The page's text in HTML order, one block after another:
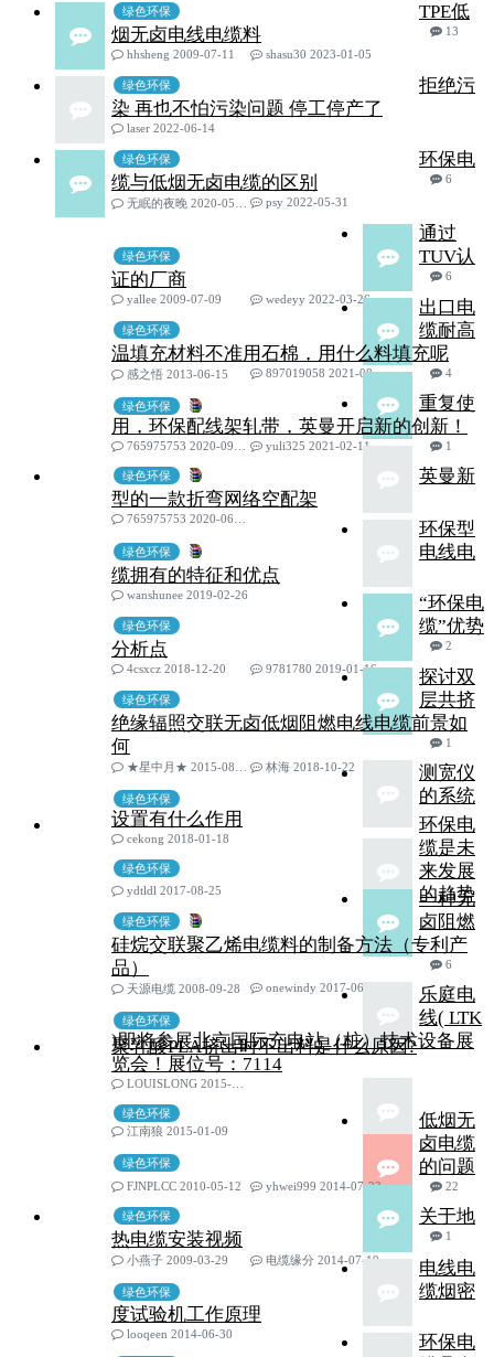
绿色环保
TPE低
烟无卤电线电缆料
13
hhsheng 2009-07-11
shasu30 2023-01-05
绿色环保
拒绝污
染 再也不怕污染问题 停工停产了
laser 2022-06-14
绿色环保
环保电
缆与低烟无卤电缆的区别
6
无眠的夜晚 2020-05-06
psy 2022-05-31
绿色环保
通过
TUV认
证的厂商
6
yallee 2009-07-09
wedeyy 2022-03-26
绿色环保
出口电
缆耐高
温填充材料不准用石棉，用什么料填充呢
4
感之悟 2013-06-15 897019058 2021-08-24
绿色环保
重复使
用，环保配线架轧带，英曼开启新的创新！
1
765975753 2020-09-01 yuli325 2021-02-11
绿色环保
英曼新
型的一款折弯网络空配架
765975753 2020-06-15
绿色环保
环保型
电线电
缆拥有的特征和优点
wanshunee 2019-02-26
绿色环保
“环保电
缆”优势
分析点
2
4csxcz 2018-12-20
9781780 2019-01-16
绿色环保
探讨双
层共挤
绝缘辐照交联无卤低烟阻燃电线电缆前景如
何
1
★星中月★ 2015-08-30
林海 2018-10-22
绿色环保
测宽仪
的系统
设置有什么作用
cekong 2018-01-18
绿色环保
环保电
缆是未
来发展
的趋势
ydtldl 2017-08-25
绿色环保
一种无
卤阻燃
硅烷交联聚乙烯电缆料的制备方法（专利产
品）
6
天源电缆 2008-09-28
onewindy 2017-06-27
绿色环保
乐庭电
线( LTK
)即将参展北京国际充电站（桩）技术设备展
览会！展位号：7114
LOUISLONG 2015-11-03
绿色环保
聚乳酸PLA挤出时不出料是什么原因?
江南狼 2015-01-09
绿色环保
低烟无
卤电缆
的问题
22
FJNPLCC 2010-05-12 yhwei999 2014-07-23
绿色环保
关于地
热电缆安装视频
1
小燕子 2009-03-29
电缆缘分 2014-07-19
绿色环保
电线电
缆烟密
度试验机工作原理
looqeen 2014-06-30
环保电